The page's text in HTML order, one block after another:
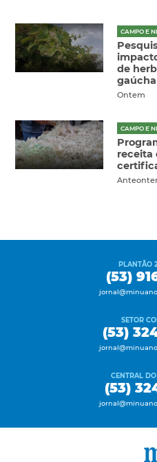
CAMPO E
de
gaúcha
Ontem
CAMPO E
receita
PLANTÃO
(53)
SETOR
(53)
CENTRAL
(53)